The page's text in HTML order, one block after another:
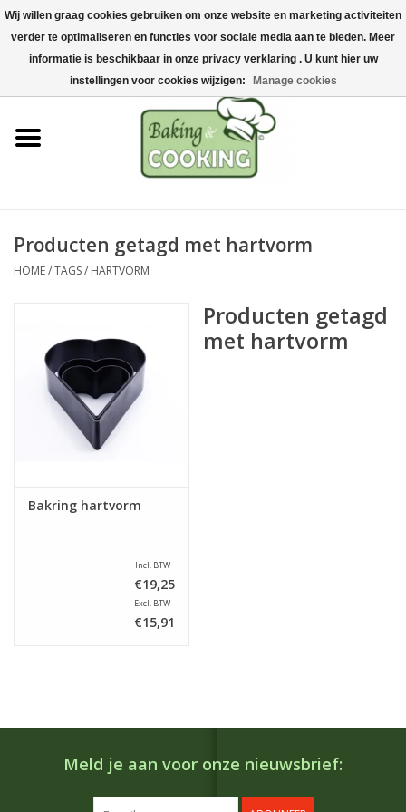
Home
Bak-& kookgerei
Machines & onderdelen
Chocolade & ijsbereiding
Hygiëne & opslag
Acties
Producten getagd met hartvorm
HOME/TAGS/ HARTVORM
Bakring hartvorm
Incl. BTW
€19,25
Excl. BTW
€15,91
Producten getagd
met hartvorm
Meld je aan voor onze nieuwsbrief:
Wij willen graag cookies gebruiken om onze website en marketing activiteiten
verder te optimaliseren en functies voor sociale media aan te bieden. Meer
informatie is beschikbaar in onze privacy verklaring . U kunt hier uw
instellingen voor cookies wijzigen:
Manage cookies